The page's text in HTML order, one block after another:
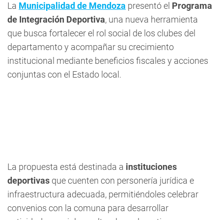
La Municipalidad de Mendoza presentó el Programa
de Integración Deportiva, una nueva herramienta
que busca fortalecer el rol social de los clubes del
departamento y acompañar su crecimiento
institucional mediante beneficios fiscales y acciones
conjuntas con el Estado local.
La propuesta está destinada a instituciones
deportivas que cuenten con personería jurídica e
infraestructura adecuada, permitiéndoles celebrar
convenios con la comuna para desarrollar